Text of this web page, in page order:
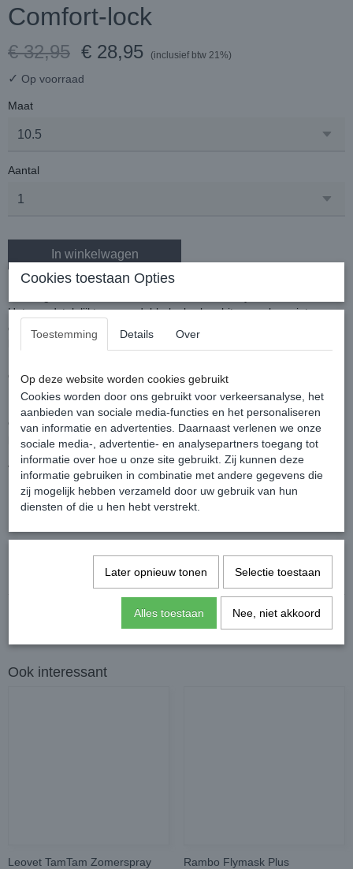
Comfort-lock
€ 32,95 € 28,95 (inclusief btw 21%)
✓ Op voorraad
Maat
Aantal
In winkelwagen
Het mondstuk lijkt op een dubbelgebroken bit, maar kan niet zo
dubbelgevouwen worden als een normaal bit. Bij tegendruk
blokkeert het bit namelijk waardoor het in een stang verandert.
de mondhoeken in plaats van op het gehemelte en de tong.
Bij minder druk op de teugels verandert het bit weer in een
enkelgebroken bit. Dit kan bijdragen aan het leerproces van het
paard om de druk zelf op te heffen.
Vervaardigd van hoogwaardig RVS
Ring: 10,5cm/55mm, overige maten/65mm
Dikte: 14mm
Ook interessant
Leovet TamTam Zomerspray
Rambo Flymask Plus
Cookies toestaan Opties
Toestemming Details Over
Op deze website worden cookies gebruikt
Cookies worden door ons gebruikt voor verkeersanalyse, het
aanbieden van sociale media-functies en het personaliseren
van informatie en advertenties. Daarnaast verlenen we onze
sociale media-, advertentie- en analysepartners toegang tot
informatie over hoe u onze site gebruikt. Zij kunnen deze
informatie gebruiken in combinatie met andere gegevens die
zij mogelijk hebben verzameld door uw gebruik van hun
diensten of die u hen hebt verstrekt.
Later opnieuw tonen Selectie toestaan
Alles toestaan Nee, niet akkoord